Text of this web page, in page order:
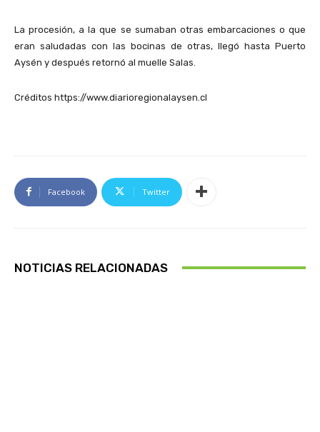
La procesión, a la que se sumaban otras embarcaciones o que
eran saludadas con las bocinas de otras, llegó hasta Puerto
Aysén y después retornó al muelle Salas.
Créditos https://www.diarioregionalaysen.cl
Facebook Twitter
NOTICIAS RELACIONADAS